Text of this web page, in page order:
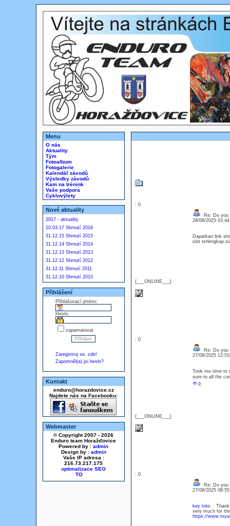
Menu
O nás
Aktuality
Tým
Fotoalbum
Fotogalerie
Kalendář závodů
Výsledky závodů
Kam na trénink
Vaše podpora
Cyklovýlety
Nové aktuality
2017 - aktuality
10.03.17 Shrnutí 2016
31.12.15 Shrnutí 2015
31.12.14 Shrnutí 2014
31.12.13 Shrnutí 2013
31.12.12 Shrnutí 2012
31.12.11 Shrnutí 2011
31.12.10 Shrnutí 2010
Přihlášení
Přihlašovací jméno:
Heslo:
zapamatovat
Zaregistruj se, zde!
Zapomněl(a) jsi heslo?
Kontakt
enduro@horazdovice.cz
Najdete nás na Facebooku:
Webmaster
© Copyright 2007 - 2026
Enduro team Horažďovice
Powered by : admin
Design by : admin
Vaše IP adresa :
216.73.217.175
optimalizace SEO
: 0
{___ONLINE___}
Re: Do you
28/08/2025
Dapatkan link
slot terlengkap
: 0
{___ONLINE___}
Re: Do you
27/08/2025
Took me time to
sure to all the
주소
: 0
Re: Do you
27/08/2025
key totoThank
very much for
https://